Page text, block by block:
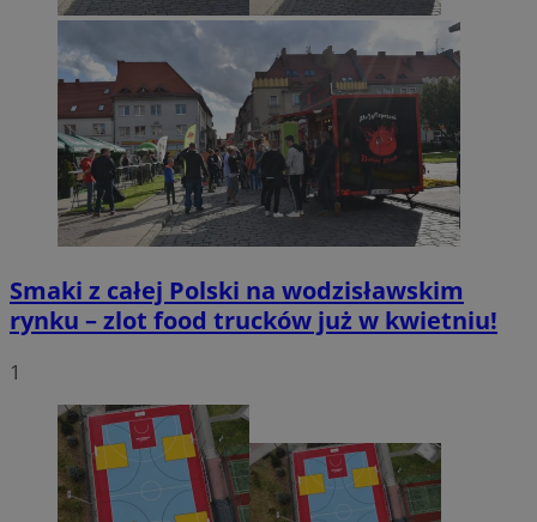
Smaki z całej Polski na wodzisławskim
rynku – zlot food trucków już w kwietniu!
1